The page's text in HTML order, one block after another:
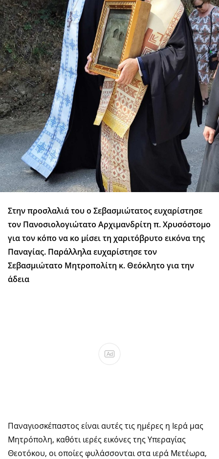
Στην προσλαλιά του ο Σεβασμιώτατος ευχαρίστησε
τον Πανοσιολογιώτατο Αρχιμανδρίτη π. Χρυσόστομο
για τον κόπο να κο μίσει τη χαριτόβρυτο εικόνα της
Παναγίας. Παράλληλα ευχαρίστησε τον
Σεβασμιώτατο Μητροπολίτη κ. Θεόκλητο για την
άδεια
Ad
Παναγιοσκέπαστος είναι αυτές τις ημέρες η Ιερά μας
Μητρόπολη, καθότι ιερές εικόνες της Υπεραγίας
Θεοτόκου, οι οποίες φυλάσσονται στα ιερά Μετέωρα,